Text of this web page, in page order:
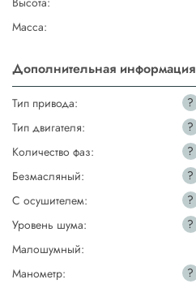
Масса:
Дополнительная информация
Тип привода: ?
Тип двигателя:
?
Количество фаз:
?
Безмасляный:
?
С осушителем:
?
Уровень шума:
?
Малошумный:
Манометр:
?